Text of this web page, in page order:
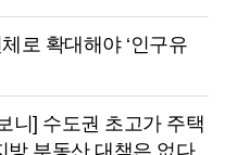
로 확대해야 ‘인구유
니] 수도권 초고가 주택
부동산 대책은 없다